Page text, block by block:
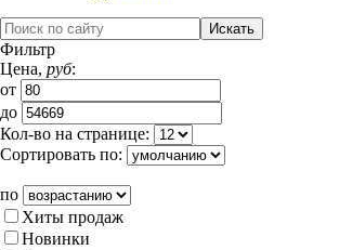
Фильтр
Цена, руб:
от
до
Кол-во на странице:
Сортировать по:
по
Хиты продаж
Новинки